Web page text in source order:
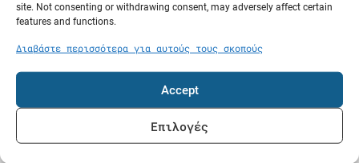
site. Not consenting or withdrawing consent, may adversely affect certain
features and functions.
Διαβάστε περισσότερα για αυτούς τους σκοπούς
Accept
Επιλογές
Πετρέλαιο σε τιμή ευκαιρίας και τα δυσεύρετα
δεξαμενόπλοια: Τι συμβαίνει στον Περσικό
08.08.26